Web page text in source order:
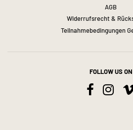
AGB
Widerrufsrecht &
Teilnahmebedingungen
FOLLOW US ON